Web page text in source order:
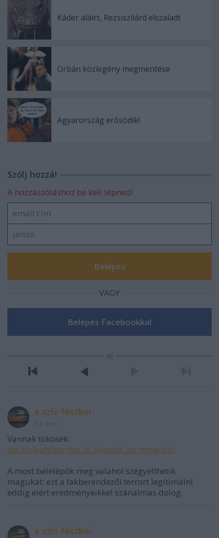
Káder aláírt, Rezsiszilárd elszaladt
Orbán közlegény megmentése
Agyarország erősödik!
Szólj hozzá!
A hozzászóláshoz be kell lépned!
VAGY
a szív fészkei
Vannak tökösek:
nol.hu/kult/korniss_is_kilepett_az_mma-bol
A most belelépők meg valahol szégyellhetik
magukat: ezt a lakberendezői terrort legitimálni
eddig elért eredményeikkel szánalmas dolog.
a szív fészkei